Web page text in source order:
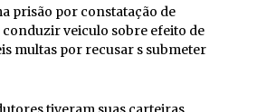
prisão por constatação de
veiculo sobre efeito de
multas por recusar s submeter